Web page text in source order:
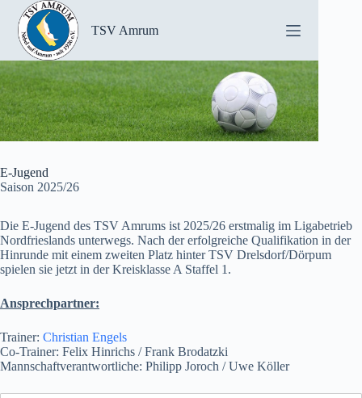
Inhalt
springen
TSV Amrum
E-Jugend
Saison 2025/26
Die E-Jugend des TSV Amrums ist 2025/26 erstmalig im Ligabetrieb
Nordfrieslands unterwegs. Nach der erfolgreiche Qualifikation in der
Hinrunde mit einem zweiten Platz hinter TSV Drelsdorf/Dörpum
spielen sie jetzt in der Kreisklasse A Staffel 1.
Ansprechpartner:
Trainer: Christian Engels
Co-Trainer: Felix Hinrichs / Frank Brodatzki
Mannschaftverantwortliche: Philipp Joroch / Uwe Köller